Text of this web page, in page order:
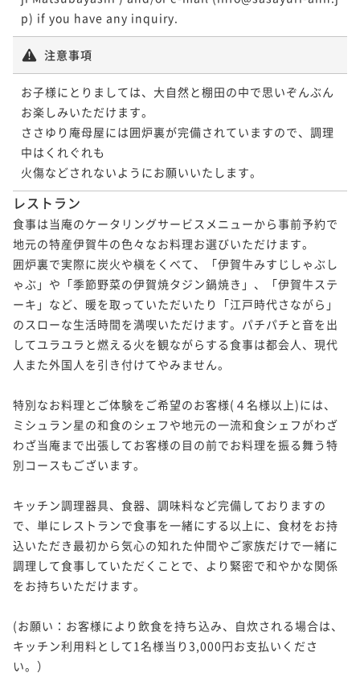
注意事項
お子様にとりましては、大自然と棚田の中で思いぞんぶん
お楽しみいただけます。
ささゆり庵母屋には囲炉裏が完備されていますので、調理
中はくれぐれも
レストラン
食事は当庵のケータリングサービスメニューから事前予約で
地元の特産伊賀牛の色々なお料理お選びいただけます。
囲炉裏で実際に炭火や槇をくべて、「伊賀牛みすじしゃぶし
ゃぶ」や「季節野菜の伊賀焼タジン鍋焼き」、「伊賀牛ステ
ーキ」など、暖を取っていただいたり「江戸時代さながら」
のスローな生活時間を満喫いただけます。パチパチと音を出
してユラユラと燃える火を観ながらする食事は都会人、現代
人また外国人を引き付けてやみません。
特別なお料理とご体験をご希望のお客様(４名様以上)には、
ミシュラン星の和食のシェフや地元の一流和食シェフがわざ
わざ当庵まで出張してお客様の目の前でお料理を振る舞う特
別コースもございます。
キッチン調理器具、食器、調味料など完備しておりますの
で、単にレストランで食事を一緒にする以上に、食材をお持
込いただき最初から気心の知れた仲間やご家族だけで一緒に
調理して食事していただくことで、より緊密で和やかな関係
をお持ちいただけます。
(お願い：お客様により飲食を持ち込み、自炊される場合は、
キッチン利用料として1名様当り3,000円お支払いくださ
い。）